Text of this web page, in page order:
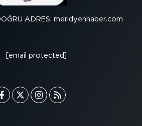
ADRES: meridyenhaber.com
[email protected]